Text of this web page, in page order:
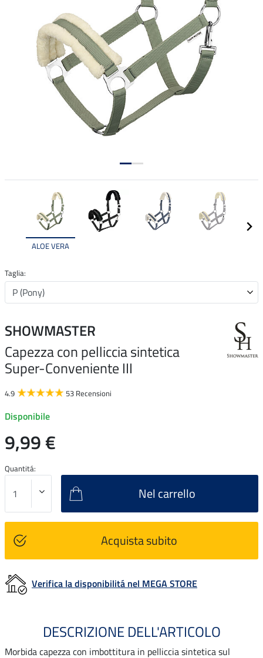
ALOE VERA
Taglia:
SHOWMASTER
Capezza con pelliccia sintetica
Super-Conveniente III
4.9 53 Recensioni
Disponibile
9,99 €
Quantitá:
Nel carrello
Acquista subito
Verifica la disponibilitá nel MEGA STORE
DESCRIZIONE DELL'ARTICOLO
Morbida capezza con imbottitura in pelliccia sintetica sul